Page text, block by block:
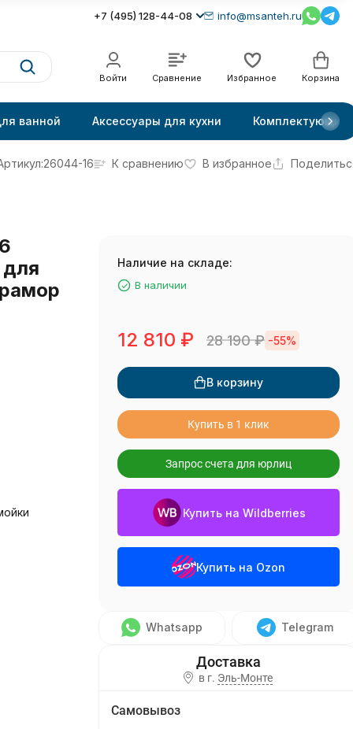
+7 (495) 128-44-08 info@msanteh.ru
Войти Сравнение Избранное Корзина
ванной Аксессуары для кухни Комплектующие
26044-16 К сравнению В избранное
Наличие на складе:
В наличии
12 810 ₽ 28 190₽ -55%
В корзину
Купить в 1 клик
Запрос счета для юрлиц
Купить на Wildberries
Купить на Ozon
Whatsapp Telegram
в г. Эль-Монте
Самовывоз